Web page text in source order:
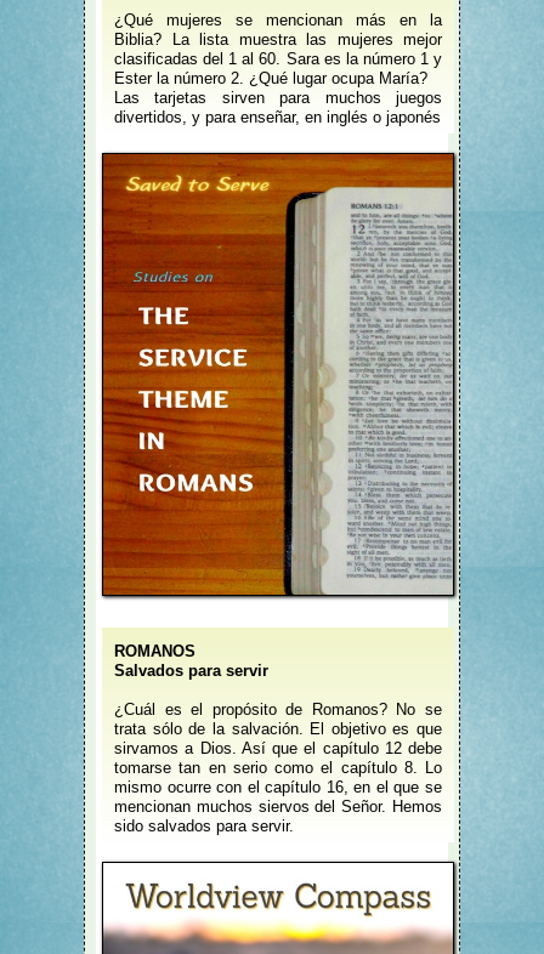
¿Qué mujeres se mencionan más en la
Biblia? La lista muestra las mujeres mejor
clasificadas del 1 al 60. Sara es la número 1 y
Ester la número 2. ¿Qué lugar ocupa María?
Las tarjetas sirven para muchos juegos
divertidos, y para enseñar, en inglés o japonés
ROMANOS
Salvados para servir
¿Cuál es el propósito de Romanos? No se
trata sólo de la salvación. El objetivo es que
sirvamos a Dios. Así que el capítulo 12 debe
tomarse tan en serio como el capítulo 8. Lo
mismo ocurre con el capítulo 16, en el que se
mencionan muchos siervos del Señor. Hemos
sido salvados para servir.